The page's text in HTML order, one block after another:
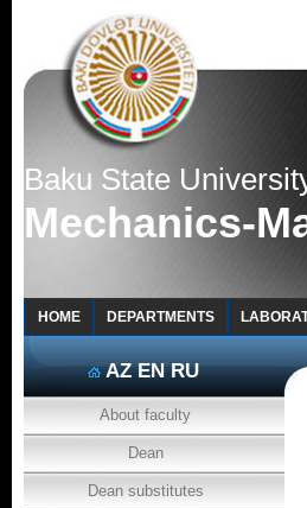
Baku State
Mechanics-
HOME DEPARTMENTS
AZ EN RU
About faculty
Dean
Dean substitutes